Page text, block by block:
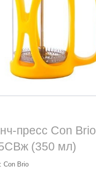
пресс Con Brio
(350 мл)
Con Brio